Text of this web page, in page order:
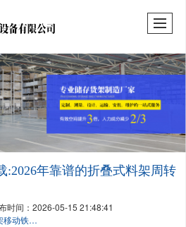
:2026年靠谱的折叠式料架周转
时间：2026-05-15 21:48:41
江苏苏州冷库堆垛架巧固架移动铁架子堆高架子生产厂商—科宏昌圣